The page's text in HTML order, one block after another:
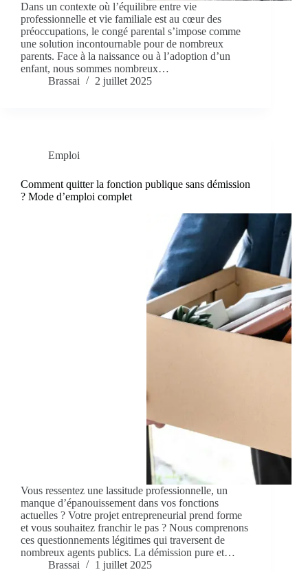
Dans un contexte où l’équilibre entre vie
professionnelle et vie familiale est au cœur des
préoccupations, le congé parental s’impose comme
une solution incontournable pour de nombreux
parents. Face à la naissance ou à l’adoption d’un
enfant, nous sommes nombreux…
Brassai
2 juillet 2025
Emploi
Comment quitter la fonction publique sans démission
? Mode d’emploi complet
Vous ressentez une lassitude professionnelle, un
manque d’épanouissement dans vos fonctions
actuelles ? Votre projet entrepreneurial prend forme
et vous souhaitez franchir le pas ? Nous comprenons
ces questionnements légitimes qui traversent de
nombreux agents publics. La démission pure et…
Brassai
1 juillet 2025